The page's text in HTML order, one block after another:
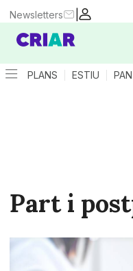
|
Newsletters
PLANS ESTIU
Part i